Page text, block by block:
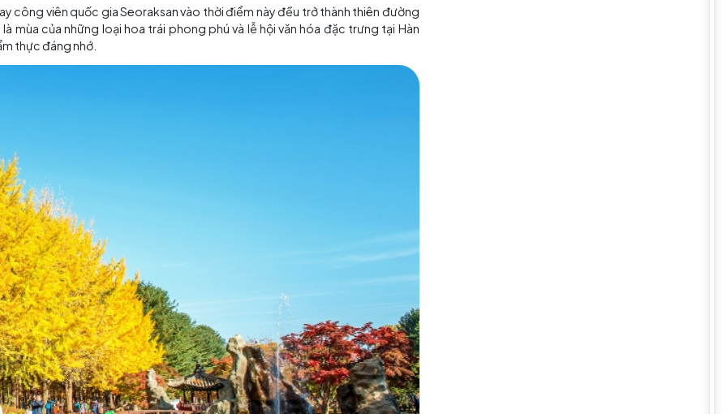
vào mùa hè ở Hàn Quốc có thể tận hưởng những bãi biển xinh đẹp
11)
nhất để du lịch Hàn Quốc. Thời tiết vào mùa này ôn hòa, ban ngày ấm áp và ban
rất dễ chịu, giúp bạn có thể khám phá thiên nhiên cùng các điểm tham quan một
mọi du khách đều phải say đắm với những con đường, ngọn núi được phủ kín bởi lá
Nami, hay công viên quốc gia Seoraksan vào thời điểm này đều trở thành thiên đường
cũng là mùa của những loại hoa trái phong phú và lễ hội văn hóa đặc trưng tại Hàn
nghiệm ẩm thực đáng nhớ.